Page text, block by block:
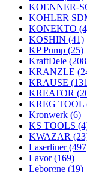
KOENNER-
KOHLER
KONEKTO
KOSHIN (41)
KP Pump (25)
KraftDele
KRANZLE
KRAUSE
KREATOR
KREG TOOL
Kronwerk (6)
KS TOOLS
KWAZAR
Laserliner
Lavor(169)
Leborgne (19)